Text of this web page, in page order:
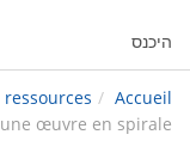
היכנס
Accueil
/
ressources
une œuvre en spirale